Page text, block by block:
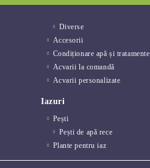
Diverse
Accesorii
Condiționare apă și tratamente
Acvarii la comandă
Acvarii personalizate
Iazuri
Pești
Pești de apă rece
Plante pentru iaz